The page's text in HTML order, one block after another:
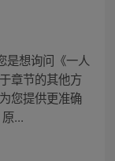
是想询问《一人
章节的其他方
您提供更准确
...